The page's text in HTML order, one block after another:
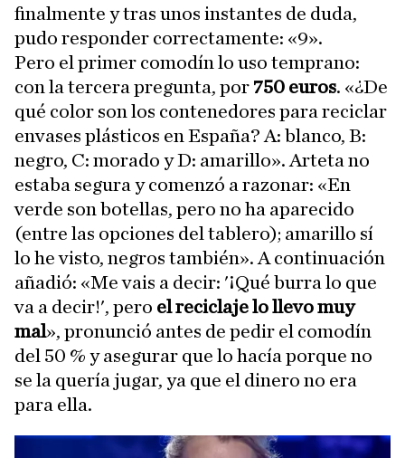
finalmente y tras unos instantes de duda,
pudo responder correctamente: «9».
Pero el primer comodín lo uso temprano:
con la tercera pregunta, por 750 euros. «¿De
qué color son los contenedores para reciclar
envases plásticos en España? A: blanco, B:
negro, C: morado y D: amarillo». Arteta no
estaba segura y comenzó a razonar: «En
verde son botellas, pero no ha aparecido
(entre las opciones del tablero); amarillo sí
lo he visto, negros también». A continuación
añadió: «Me vais a decir: '¡Qué burra lo que
va a decir!', pero el reciclaje lo llevo muy
mal», pronunció antes de pedir el comodín
del 50 % y asegurar que lo hacía porque no
se la quería jugar, ya que el dinero no era
para ella.